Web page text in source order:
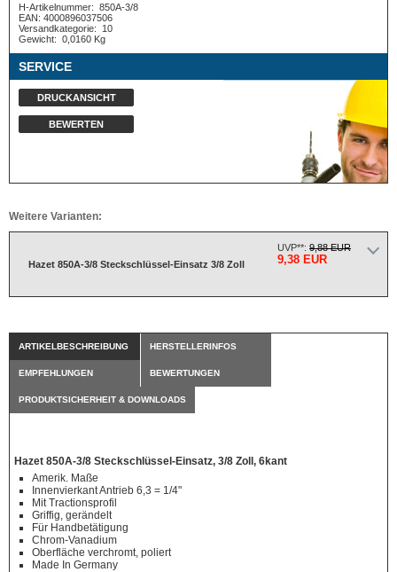
H-Artikelnummer: 850A-3/8
EAN: 4000896037506
Versandkategorie:
10
Gewicht: 0,0160 Kg
SERVICE
DRUCKANSICHT
BEWERTEN
Weitere Varianten:
Hazet 850A-3/8 Steckschlüssel-Einsatz 3/8 Zoll
UVP**: 9,88 EUR
9,38 EUR
ARTIKELBESCHREIBUNG HERSTELLERINFOS
EMPFEHLUNGEN BEWERTUNGEN
PRODUKTSICHERHEIT & DOWNLOADS
Hazet 850A-3/8 Steckschlüssel-Einsatz, 3/8 Zoll, 6kant
Amerik. Maße
Innenvierkant Antrieb 6,3 = 1/4"
Mit Tractionsprofil
Griffig, gerändelt
Für Handbetätigung
Chrom-Vanadium
Oberfläche verchromt, poliert
Made In Germany